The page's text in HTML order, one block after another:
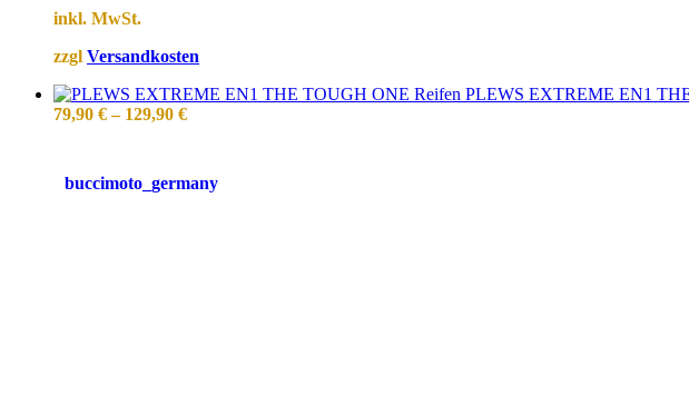
inkl. MwSt.
zzgl Versandkosten
PLEWS EXTREME EN1
79,90 €– 129,90 €
buccimoto_germany